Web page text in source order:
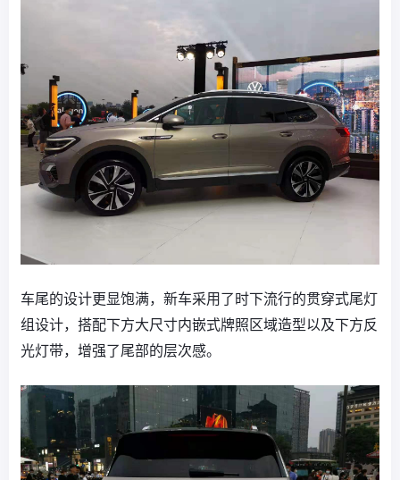
车尾的设计更显饱满，新车采用了时下流行的贯穿式尾灯
组设计，搭配下方大尺寸内嵌式牌照区域造型以及下方反
光灯带，增强了尾部的层次感。